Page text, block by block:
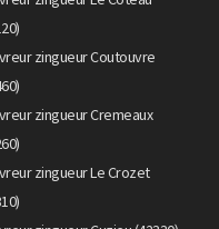
zingueur Coutouvre
zingueur Cremeaux
zingueur Le Crozet